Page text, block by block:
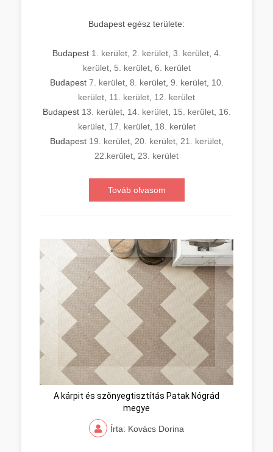
Budapest egész területe:
Budapest 1. kerület, 2. kerület, 3. kerület, 4.
kerület, 5. kerület, 6. kerület
Budapest 7. kerület, 8. kerület, 9. kerület, 10.
kerület 11. kerület 12. kerület
Budapest 13. kerület, 14. kerület, 15. kerület, 16.
kerület, 17. kerület, 18. kerület
Budapest 19. kerület, 20. kerület, 21. kerület,
22.kerület 23. kerület
Továb olvasom
A kárpit és szõnyegtisztítás Patak Nógrád
megye
Írta: Kovács Dorina